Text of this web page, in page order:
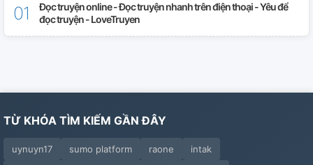
Đọc truyện online - Đọc truyện nhanh trên điện thoại - Yêu để
đọc truyện - LoveTruyen
TỪ KHÓA TÌM KIẾM GẦN ĐÂY
uynuyn17 sumo platform raone
intak